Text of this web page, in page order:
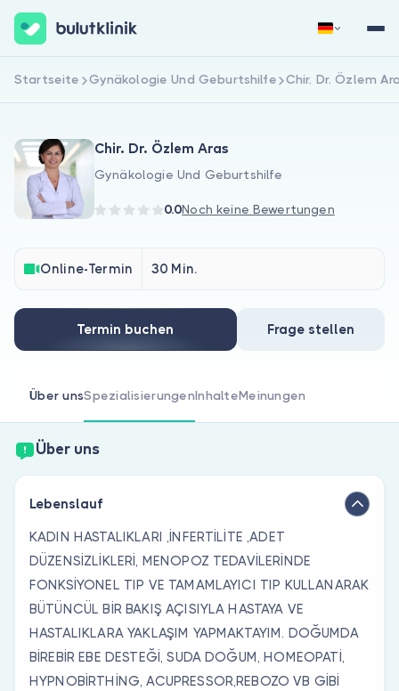
Für Patienten
Sind Sie Arzt?
Jetzt registrieren Anmelden
Startseite Gynäkologie Und Geburtshilfe Chir. Dr. Özlem
Chir. Dr. Özlem Aras
Gynäkologie Und Geburtshilfe
0.0Noch keine Bewertungen
Online-Termin 30 Min.
Termin buchen Frage stellen
Über unsSpezialisierungenInhalteMeinungen
Über uns
Lebenslauf
KADIN HASTALIKLARI ,İNFERTİLİTE ,ADET
DÜZENSİZLİKLERİ, MENOPOZ TEDAVİLERİNDE
FONKSİYONEL TIP VE TAMAMLAYICI TIP KULLANARAK
BÜTÜNCÜL BİR BAKIŞ AÇISIYLA HASTAYA VE
HASTALIKLARA YAKLAŞIM YAPMAKTAYIM. DOĞUMDA
BİREBİR EBE DESTEĞİ, SUDA DOĞUM, HOMEOPATİ,
HYPNOBİRTHİNG, ACUPRESSOR,REBOZO VB GİBİ